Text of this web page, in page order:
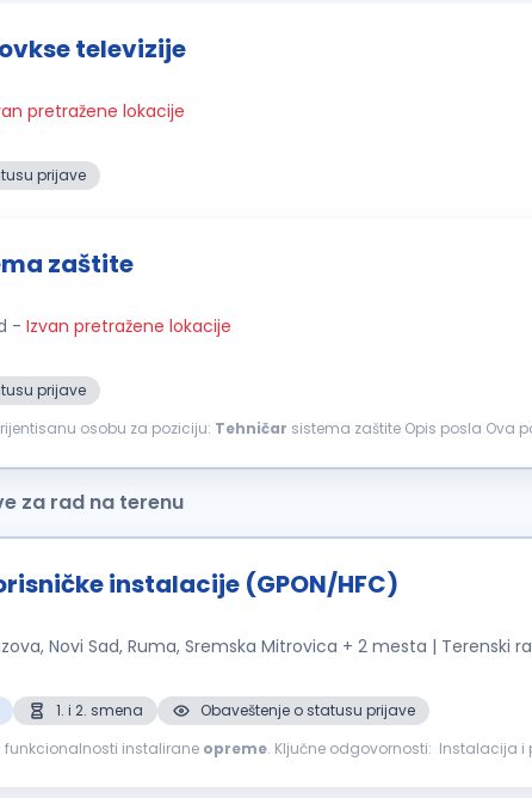
televizije
pretražene lokacije
prijave
zaštite
- Izvan pretražene lokacije
prijave
osobu za poziciju: Tehničar sistema zaštite Opis posla Ova
za rad na terenu
instalacije (GPON/HFC)
Novi Sad, Ruma, Sremska Mitrovica + 2 mesta | Terenski
1. i 2. smena
Obaveštenje o statusu prijave
funkcionalnosti instalirane opreme. Ključne odgovornosti: Instalacija i povezivanje korisnika na GPON i HFC mrežu Iskustvo u izgradnji i održavanju GPON i optičke